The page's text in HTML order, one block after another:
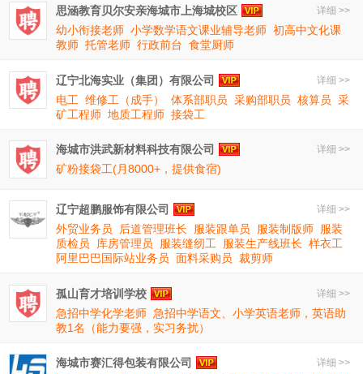
详细 >>
思涵教育贝尔安亲海城市上海城校区
幼小衔接老师 小学数学语文课业辅导老师 初高中文化课
教师 托管老师 行政前台 食堂厨师
详细 >>
辽宁北海实业（集团）有限公司
电工 维修工（成手） 体系部职员 采购部职员 核算员 采
矿工程师 地质工程师 接袋工
详细 >>
海城市洪武新材料科技有限公司
矿粉接袋工(月8000+，提供食宿)
详细 >>
辽宁超鹏服饰有限公司
外贸业务员
后道管理班长 服装跟单员 服装制版师 服装
质检员
库房管理员 服装缝纫工 服装生产线班长 样衣工
阿里巴巴国际站业务员 面料采购员 裁剪师
详细 >>
孤山育才培训学校
急招中学化学老师 急招中学语文、小学英语老师，英语助
教1名（能力要强，实习务扰）
详细 >>
海城市赛汇得包装有限公司